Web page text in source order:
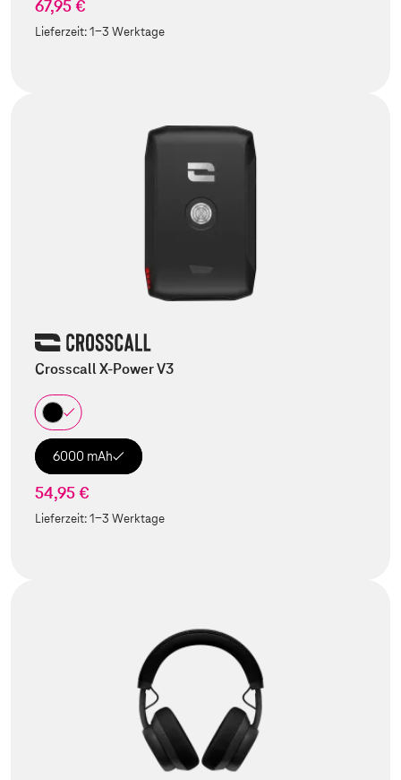
67,95 €
Lieferzeit:1-3 Werktage
Crosscall X-Power V3
6000 mAh
54,95 €
Lieferzeit:1-3 Werktage